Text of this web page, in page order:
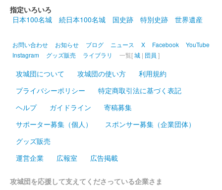
2024年10月13、14日に開催された「越前若狭お城フェス2024」
の丸岡城天守を国宝にする市民の会ブースにて販売された御城
丸岡城 御城印
ウィン
販売終了
2024年10月13、14日に開催された「越前若狭お城フェス2024」
の丸岡城天守を国宝にする市民の会ブースにて販売された御城
印。
丸岡城 墨箔印
出張！お城EXPO in 坂井・丸岡城2024
指定いろいろ
日本100名城
続日本100名城 国史跡 特別史跡 世界遺産
お問い合わせ お知らせ ブログ ニュース X Facebook
YouTube
Instagram
グッズ販売 ライブラリ 一覧[城 | 団員 ]
攻城団について 攻城団の使い方
利用規約
プライバシーポリシー
特定商取引法に基づく表記
ヘルプ
ガイドライン
寄稿募集
サポーター募集（個人）
スポンサー募集（企業団体）
グッズ販売
運営企業
広報室 広告掲載
攻城団を応援して支えてくださっている企業さま